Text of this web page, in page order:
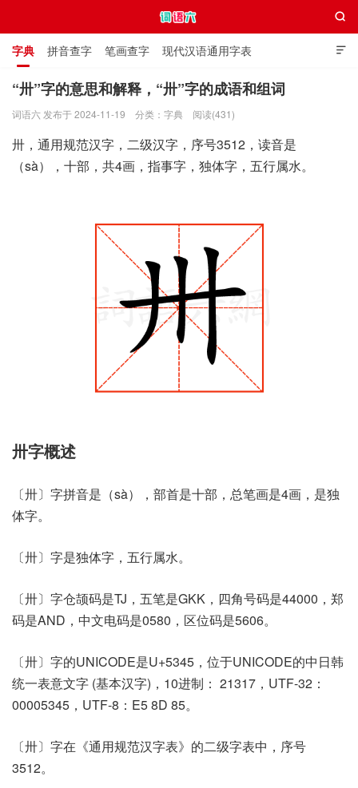

字典 拼音查字 笔画查字 现代汉语通用字表
通用规范汉字表 叠字大全 独体字大全 极简英语词典

“卅”字的意思和解释，“卅”字的成语和组词
词语六 发布于 2024-11-19 分类： 字典 阅读(431)
卅，通用规范汉字，二级汉字，序号3512，读音是
（sà），十部，共4画，指事字，独体字，五行属水。
卅字概述
〔卅〕字拼音是（sà），部首是十部，总笔画是4画，是独
体字。
〔卅〕字是独体字，五行属水。
〔卅〕字仓颉码是TJ，五笔是GKK，四角号码是44000，郑
码是AND，中文电码是0580，区位码是5606。
〔卅〕字的UNICODE是U+5345，位于UNICODE的中日韩
统一表意文字 (基本汉字)，10进制： 21317，UTF-32：
00005345，UTF-8：E5 8D 85。
〔卅〕字在《通用规范汉字表》的二级字表中，序号
3512。